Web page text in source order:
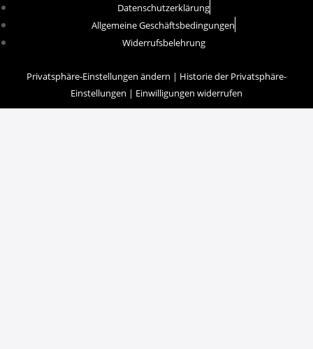
Datenschutzerklärung
Allgemeine Geschäftsbedingungen
Widerrufsbelehrung
Privatsphäre-Einstellungen ändern | Historie der Privatsphäre-
Einstellungen | Einwilligungen widerrufen